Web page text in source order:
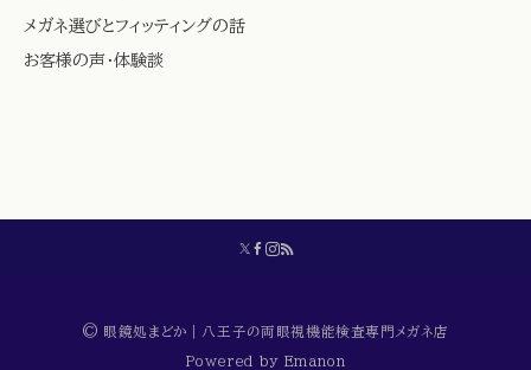
メガネ選びとフィッティングの話
お客様の声・体験談
© 眼鏡処まどか｜八王子の両眼視機能検査専門メガネ店
Powered by Emanon